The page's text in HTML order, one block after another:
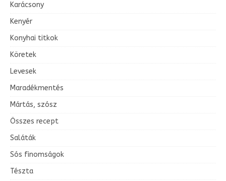
Karácsony
Kenyér
Konyhai titkok
Köretek
Levesek
Maradékmentés
Mártás, szósz
Összes recept
Saláták
Sós finomságok
Tészta